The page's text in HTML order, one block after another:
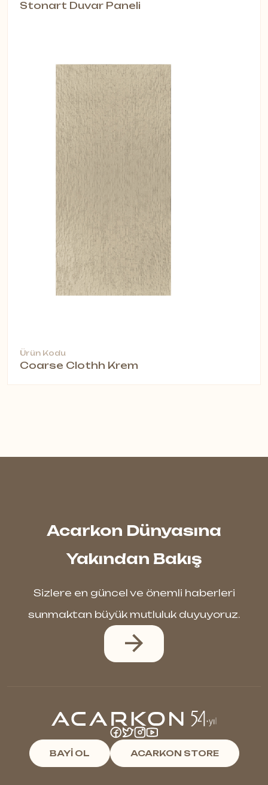
Stonart Duvar Paneli
Ürün Kodu
Coarse Clothh Krem
Acarkon Dünyasına
Yakından Bakış
Sizlere en güncel ve önemli haberleri
sunmaktan büyük mutluluk duyuyoruz.
BAYİ OL ACARKON STORE